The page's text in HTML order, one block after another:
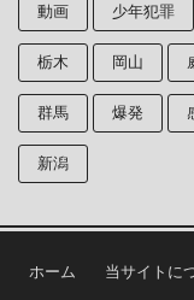
動画 少年犯罪
栃木 岡山
群馬 爆発
新潟
ホーム 当サイトに